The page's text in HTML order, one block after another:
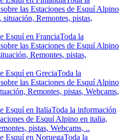
las Estaciones de Esquí Alpino
situación, Remontes, pistas,
Esquí en FranciaToda la
las Estaciones de Esquí Alpino
Remontes, pistas,
Esquí en GreciaToda la
las Estaciones de Esquí Alpino
Remontes, pistas, Webcams,
Esquí en ItaliaToda la información
de Esquí Alpino en italia,
pistas, Webcams, ..
Esquí en NoruegaToda la